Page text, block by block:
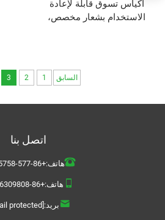
أكياس تسوق قابلة لإعادة
الاستخدام بشعار مخصص،
السابق 1
2
3
اتصل بنا
هاتف:+86-577-68605758
هاتف:+86-13736309808
بريد: